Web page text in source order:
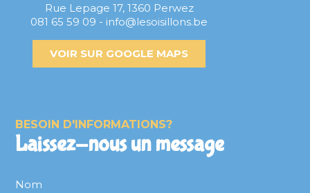
Rue Lepage 17, 1360 Perwez
081 65 59 09 - info@lesoisillons.be
VOIR SUR GOOGLE MAPS
BESOIN D'INFORMATIONS?
Laissez-nous un message
Nom